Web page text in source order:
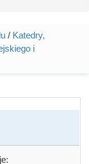
/ Katedry,
i